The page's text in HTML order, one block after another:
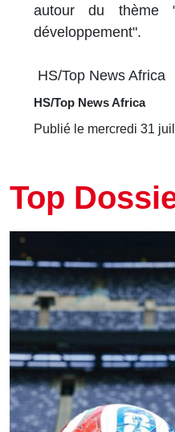
autour du thème
développement".
HS/Top News Africa
HS/Top News Africa
Publié le mercredi 31
Top